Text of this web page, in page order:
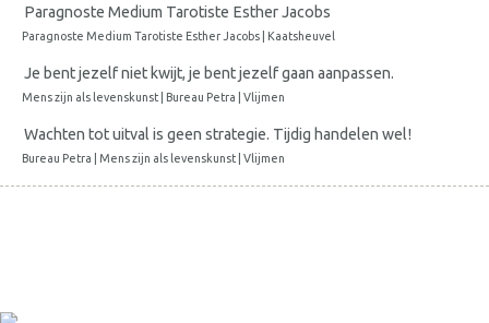
Paragnoste Medium Tarotiste Esther Jacobs
Paragnoste Medium Tarotiste Esther Jacobs | Kaatsheuvel
Je bent jezelf niet kwijt, je bent jezelf gaan aanpassen.
Mens zijn als levenskunst | Bureau Petra | Vlijmen
Wachten tot uitval is geen strategie. Tijdig handelen wel!
Bureau Petra | Mens zijn als levenskunst | Vlijmen